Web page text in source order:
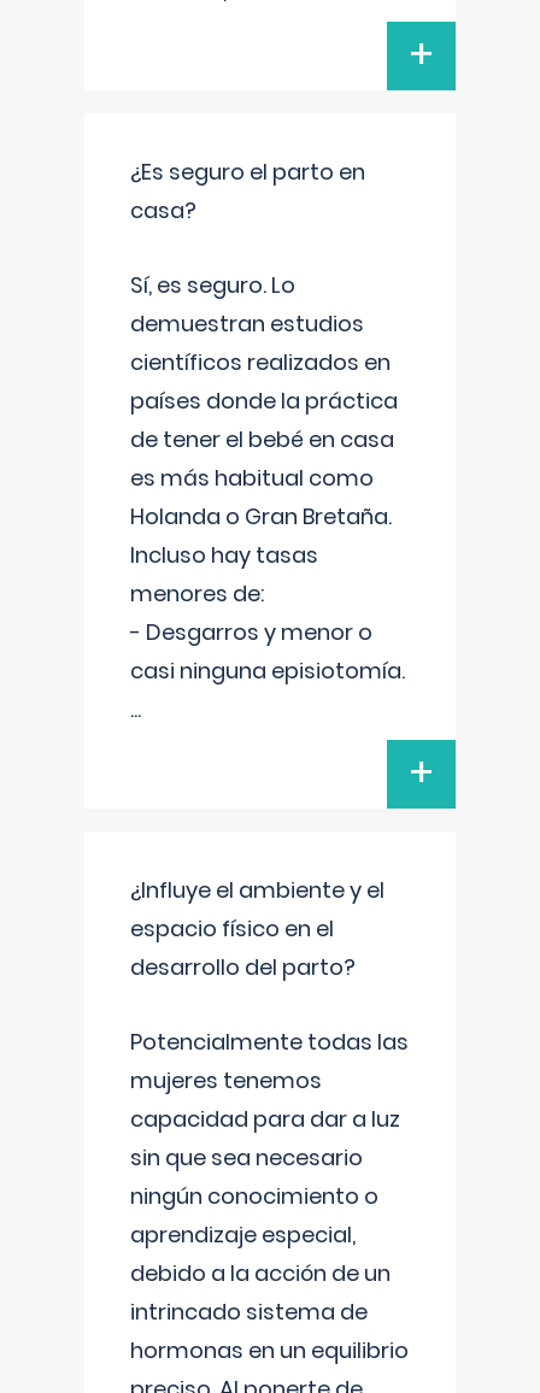
+
¿Es seguro el parto en
casa?
Sí, es seguro. Lo
demuestran estudios
científicos realizados en
países donde la práctica
de tener el bebé en casa
es más habitual como
Holanda o Gran Bretaña.
Incluso hay tasas
menores de:
- Desgarros y menor o
casi ninguna episiotomía.
...
+
¿Influye el ambiente y el
espacio físico en el
desarrollo del parto?
Potencialmente todas las
mujeres tenemos
capacidad para dar a luz
sin que sea necesario
ningún conocimiento o
aprendizaje especial,
debido a la acción de un
intrincado sistema de
hormonas en un equilibrio